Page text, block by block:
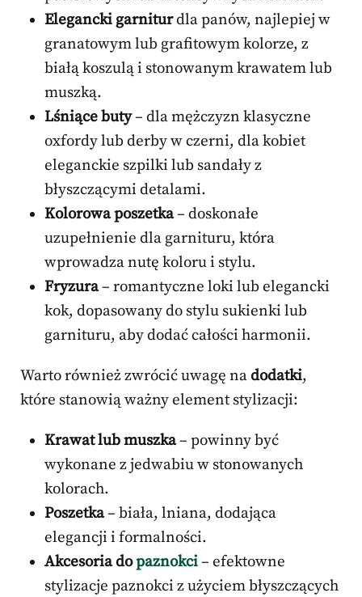
Elegancki garniturdla panów, najlepiej w
granatowym lub grafitowym kolorze, z
białą koszulą i stonowanym krawatem lub
muszką.
Lśniące buty– dla mężczyzn klasyczne
oxfordy lub derby w czerni, dla kobiet
eleganckie szpilki lub sandały z
błyszczącymi detalami.
Kolorowa poszetka– doskonałe
uzupełnienie dla garnituru, która
wprowadza nutę koloru i stylu.
Fryzura– romantyczne loki lub elegancki
kok, dopasowany do stylu sukienki lub
garnituru, aby dodać całości harmonii.
Warto również zwrócić uwagę nadodatki,
które stanowią ważny element stylizacji:
Krawat lub muszka– powinny być
wykonane z jedwabiu w stonowanych
kolorach.
Poszetka– biała, lniana, dodająca
elegancji i formalności.
Akcesoria dopaznokci– efektowne
stylizacje paznokci z użyciem błyszczących